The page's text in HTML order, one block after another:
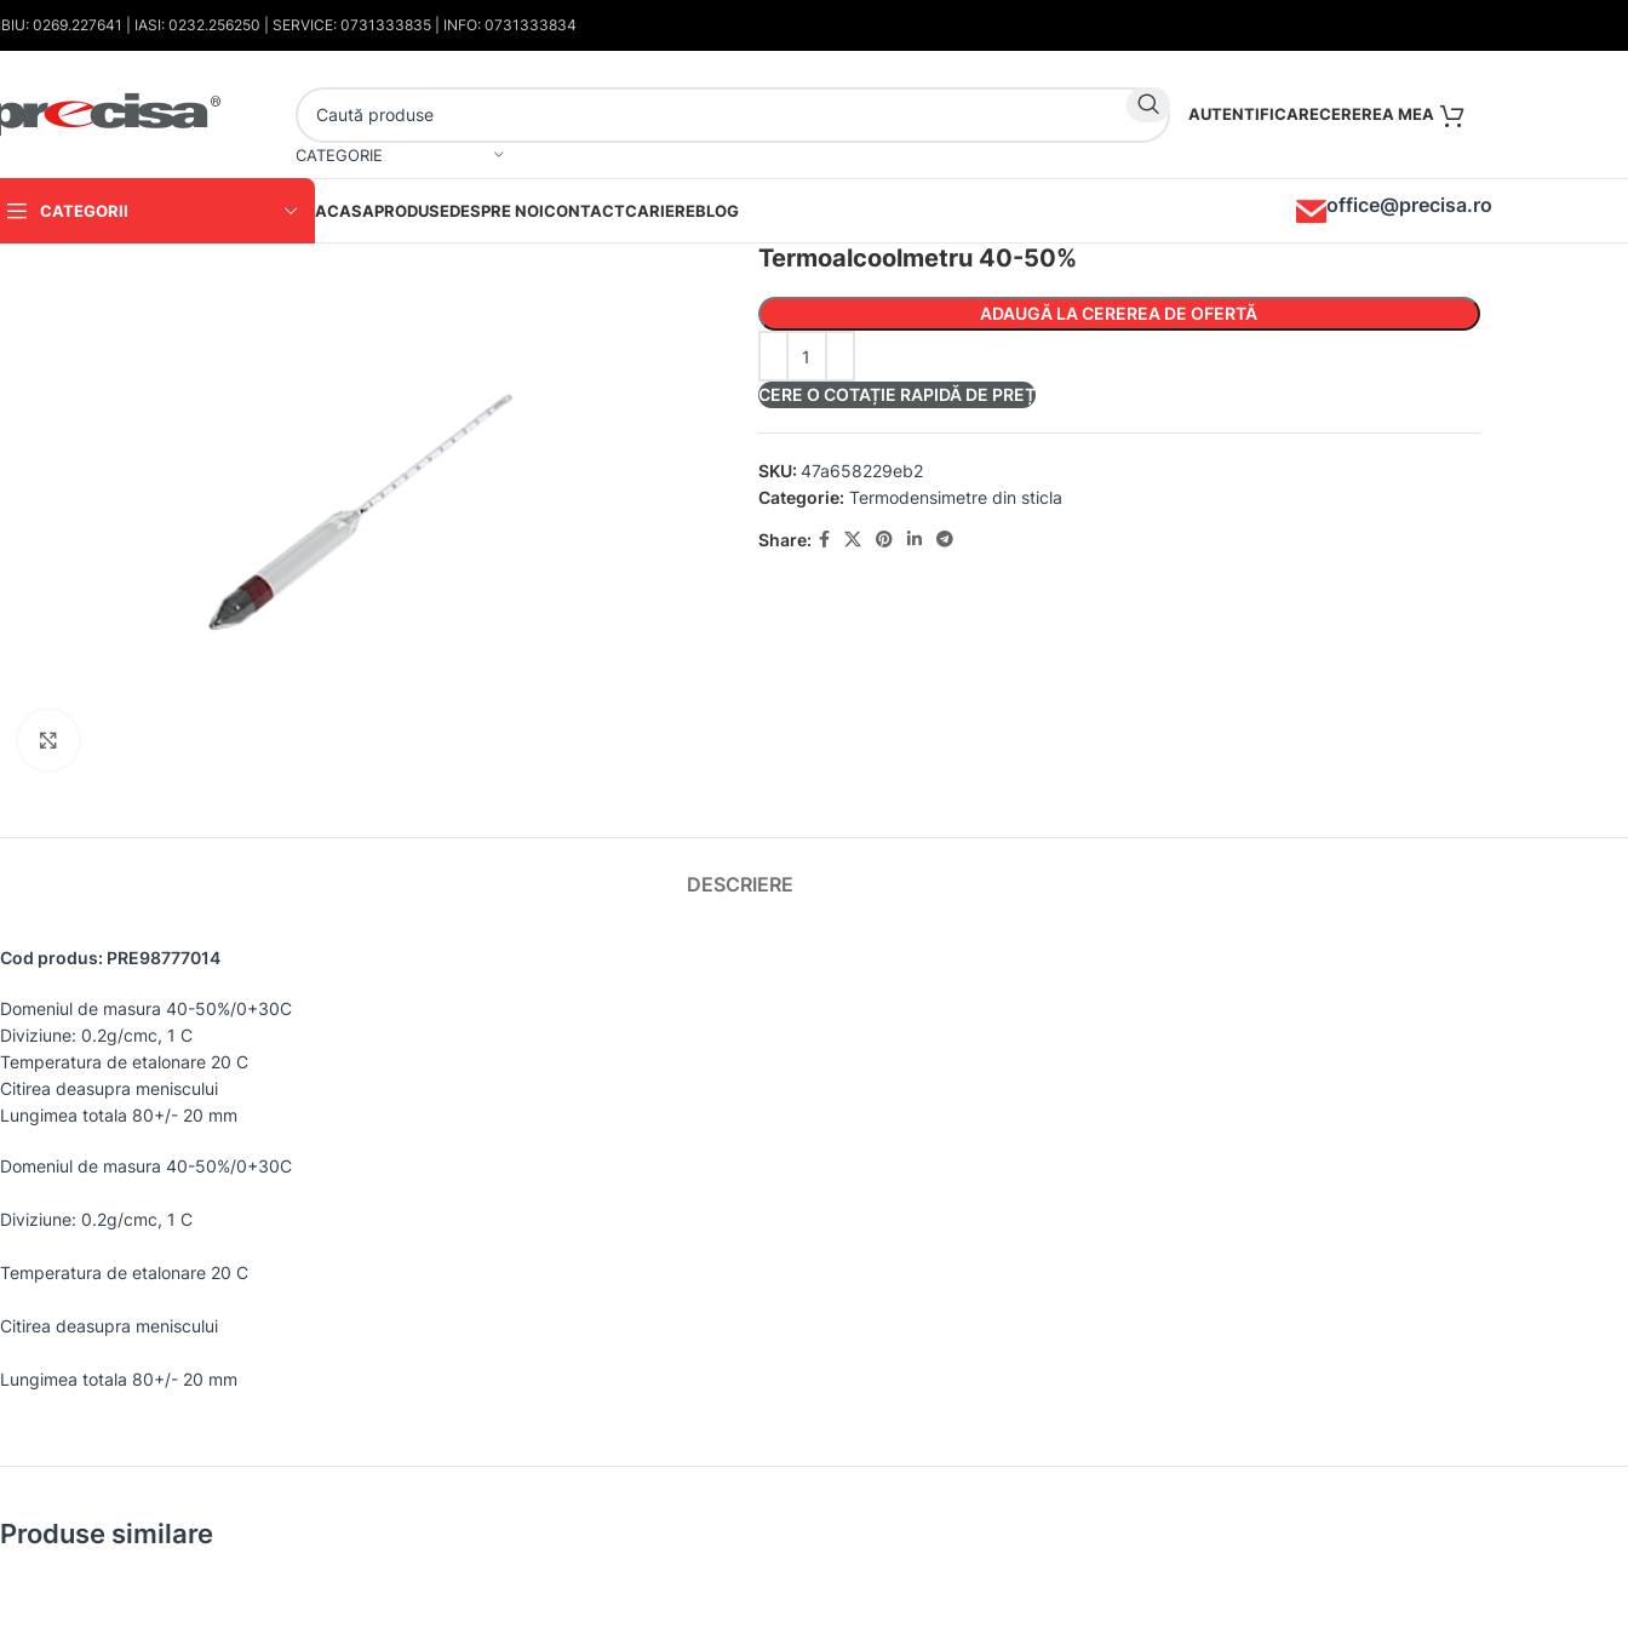
0269.227641 | IASI: 0232.256250 | SERVICE: 0731333835 | INFO: 0731333834
CATEGORIE
AUTENTIFICARE
CATEGORII ACASAPRODUSEDESPRE NOICONTACTCARIEREBLOG office@precisa.ro
Termoalcoolmetru 40-50%
ADAUGĂ LA CEREREA DE OFERTĂ
CERE O COTAȚIE RAPIDĂ DE PREȚ
SKU: 47a658229eb2
Categorie: Termodensimetre din sticla
Share:
DESCRIERE
Cod produs: PRE98777014
Domeniul de masura 40-50%/0+30C
Diviziune: 0.2g/cmc, 1 C
Temperatura de etalonare 20 C
Citirea deasupra meniscului
Lungimea totala 80+/- 20 mm
Domeniul de masura 40-50%/0+30C
Diviziune: 0.2g/cmc, 1 C
Temperatura de etalonare 20 C
Citirea deasupra meniscului
Lungimea totala 80+/- 20 mm
Produse similare